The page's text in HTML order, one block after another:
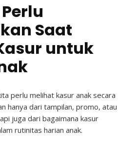
Saat
untuk
perlu melihat kasur anak secara
hanya dari tampilan, promo, atau
juga dari bagaimana kasur
rutinitas harian anak.